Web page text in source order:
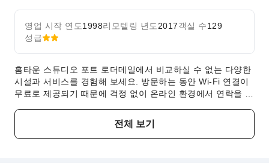
영업 시작 연도1998리모텔링 년도 2017객실 수129
성급
홈타운 스튜디오 포트 로더데일에서 비교하실 수 없는 다양한
시설과 서비스를 경험해 보세요. 방문하는 동안 Wi-Fi 연결이
무료로 제공되기 때문에 걱정 없이 온라인 환경에서 연락을 유
숙객을 위한 무료 주차 공간을 제공하고 있습니다. 장기간 투
숙하거나 필요한 경우 숙소 내에서 제공하는 세탁 서비스를 이
용하면 소중한 의류를 편리하게 산뜻하고 깨끗한 상태로 유지
전체 보기